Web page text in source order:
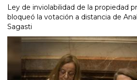
Ley de inviolabilidad de la propiedad
bloqueó la votación a distancia de
Sagasti